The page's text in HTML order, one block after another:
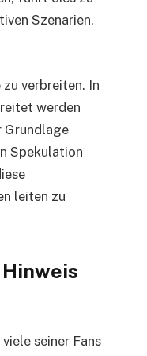
Szenarien,
verbreiten. In
werden
Grundlage
Spekulation
leiten zu
seiner Fans